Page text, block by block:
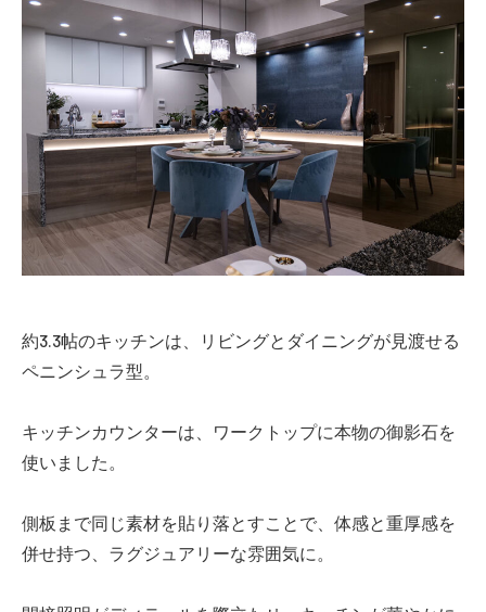
約3.3帖のキッチンは、リビングとダイニングが見渡せる
ペニンシュラ型。
キッチンカウンターは、ワークトップに本物の御影石を
使いました。
側板まで同じ素材を貼り落とすことで、体感と重厚感を
併せ持つ、ラグジュアリーな雰囲気に。